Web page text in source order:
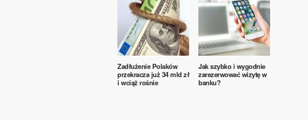
Zadłużenie Polaków
przekracza już 34 mld zł
i wciąż rośnie
Jak szybko i wygodnie
zarezerwować wizytę w
banku?